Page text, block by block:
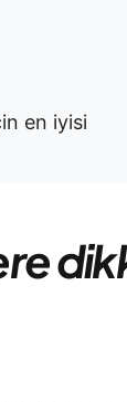
en iyisi